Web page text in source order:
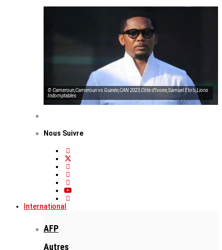
© Cameroun,Cameroun vs Guinée,CAN 2023,Côte d’Ivoire,Samuel Eto’o,Lions
Indomptables
Nous Suivre
International
AFP
Autres